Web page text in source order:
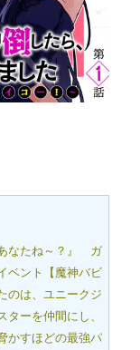
なたね～？』 ガ
ベント【魔神バビ
のは、ユニークジ
ーを仲間にし、
かすほどの最強パ